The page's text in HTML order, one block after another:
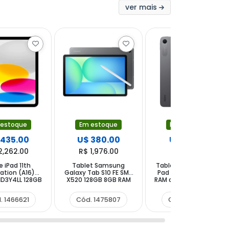
ver mais
iPad 11th
(A16)
128GB
1466621
Em estoque
U$ 380.00
R$ 1,976.00
Tablet Samsung
Galaxy Tab S10 FE SM-
X520 128GB 8GB RAM
Gris
Cód. 1475807
Em estoque
U$ 152.00
Tablet Xiaomi Redmi
Pad 2 9.7 128GB 4GB
RAM de 9.7" 8MP 5MP -
Cód. 1612929